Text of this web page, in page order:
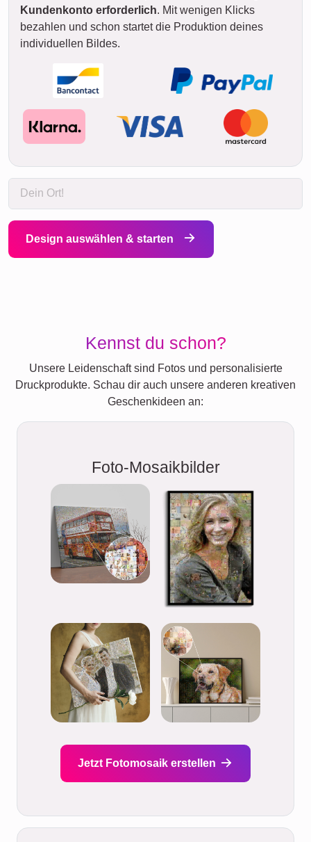
Kundenkonto erforderlich. Mit wenigen Klicks
bezahlen und schon startet die Produktion deines
individuellen Bildes.
Design auswählen & starten
Kennst du schon?
Unsere Leidenschaft sind Fotos und personalisierte
Druckprodukte. Schau dir auch unsere anderen kreativen
Geschenkideen an:
Foto-Mosaikbilder
Jetzt Fotomosaik erstellen